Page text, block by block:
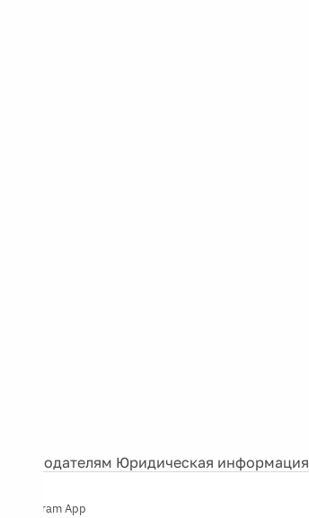
Рекламодателям Юридическая информация
Telegram App